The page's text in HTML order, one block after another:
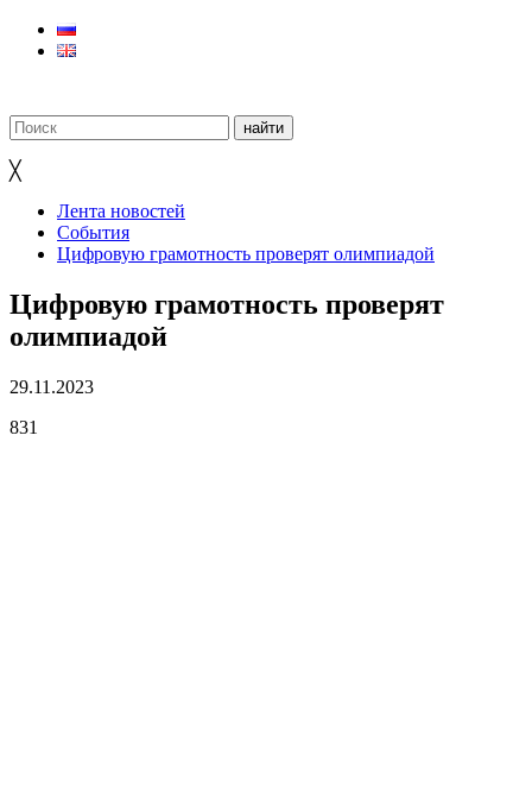
╳
Лента новостей
События
Цифровую грамотность проверят олимпиадой
Цифровую грамотность проверят
олимпиадой
29.11.2023
831